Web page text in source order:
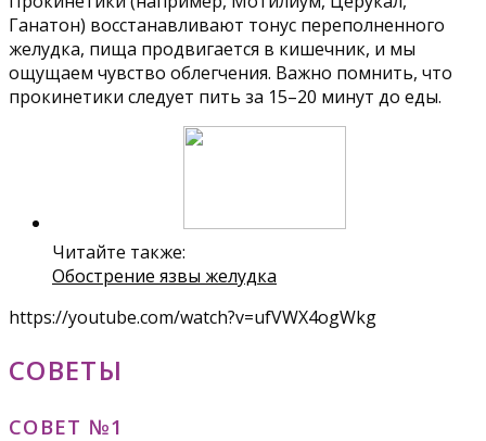
Ганатон) восстанавливают тонус переполненного
желудка, пища продвигается в кишечник, и мы
ощущаем чувство облегчения. Важно помнить, что
прокинетики следует пить за 15–20 минут до еды.
Читайте также:
Обострение язвы желудка
https://youtube.com/watch?v=ufVWX4ogWkg
СОВЕТЫ
СОВЕТ №1